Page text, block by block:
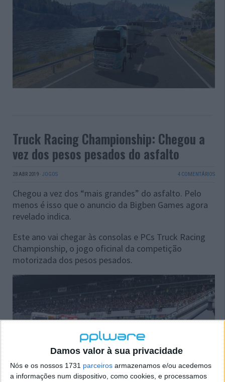
Damos valor à sua privacidade
Nós e os nossos 1731 parceiros armazenamos e/ou acedemos
a informações num dispositivo, como cookies, e processamos
Truck Racing Championship: Chegou a
vez dos pesos pesados do asfalto
28 ABR 2019 · JOGOS 4 COMENTÁRIOS
Chegou a vez dos “mais grandes” do asfalto. Pelo
menos é isso que o anuncio da Bigben Games agora
revelado indica.
Este ano vai chegar às consolas e PCs Truck Racing
Championship, o jogo oficinal da competição
motorizada dos pesos pesados.